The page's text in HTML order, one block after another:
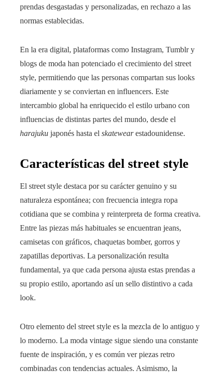
prendas desgastadas y personalizadas, en rechazo a las
normas establecidas.
En la era digital, plataformas como Instagram, Tumblr y
blogs de moda han potenciado el crecimiento del street
style, permitiendo que las personas compartan sus looks
diariamente y se conviertan en influencers. Este
intercambio global ha enriquecido el estilo urbano con
influencias de distintas partes del mundo, desde el
harajuku japonés hasta el skatewearestadounidense.
Características del street style
El street style destaca por su carácter genuino y su
naturaleza espontánea; con frecuencia integra ropa
cotidiana que se combina y reinterpreta de forma creativa.
Entre las piezas más habituales se encuentran jeans,
camisetas con gráficos, chaquetas bomber, gorros y
zapatillas deportivas. La personalización resulta
fundamental, ya que cada persona ajusta estas prendas a
su propio estilo, aportando así un sello distintivo a cada
look.
Otro elemento del street style es la mezcla de lo antiguo y
lo moderno. La moda vintage sigue siendo una constante
fuente de inspiración, y es común ver piezas retro
combinadas con tendencias actuales. Asimismo, la